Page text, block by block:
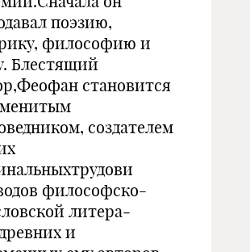
поэзию,
философию и
Блестящий
становится
создателем
философско-
литера­
и